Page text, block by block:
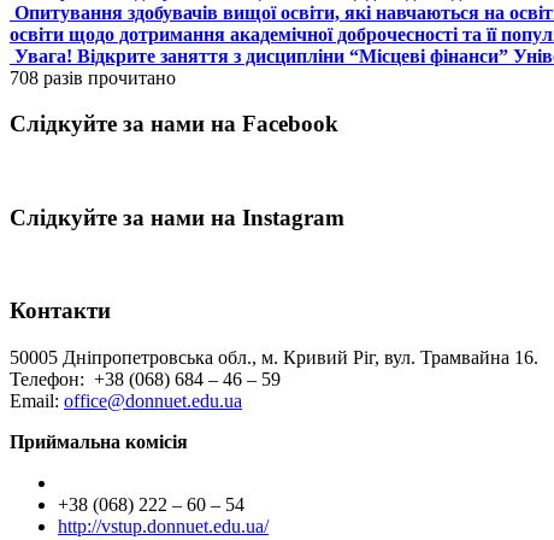
Опитування здобувачів вищої освіти, які навчаються на
освіти щодо дотримання академічної доброчесності та її
Увага! Відкрите заняття з дисципліни “Місцеві фінанси”
708 разів прочитано
Слідкуйте за нами на Facebook
Слідкуйте за нами на Instagram
Контакти
50005 Дніпропетровська обл., м. Кривий Ріг, вул. Трамвайна 16.
Телефон: +38 (068) 684 – 46 – 59
Email: office@donnuet.edu.ua
Приймальна комісія
+38 (068) 222 – 60 – 54
http://vstup.donnuet.edu.ua/